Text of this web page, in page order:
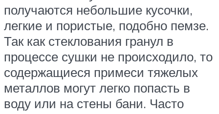
получаются небольшие кусочки,
легкие и пористые, подобно пемзе.
Так как стеклования гранул в
процессе сушки не происходило, то
содержащиеся примеси тяжелых
металлов могут легко попасть в
воду или на стены бани. Часто